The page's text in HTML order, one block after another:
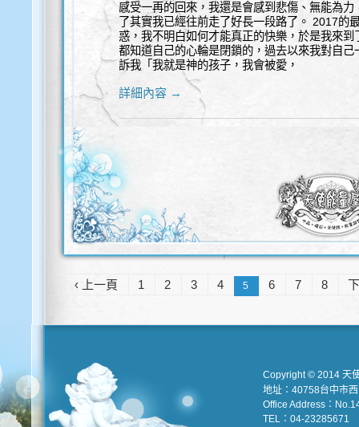
感受一再的回來，我還是會感到悲傷、無能為
了其實我已經往前走了好長一段路了。 2017的
惑，我不明白如何才能真正的快樂，於是我來
都知道自己的心輪是閉鎖的，過去以來我對自
訴我「我就是神的孩子，我會被愛，
詳細內容 →
‹ 上一頁 1 2 3 4 5 6 7 8
Copyright © 2014 天
地址：40758台中市
Office Address：
TEL：04-23285671